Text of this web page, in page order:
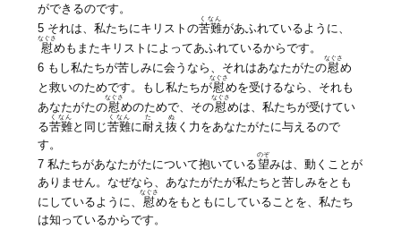
ができるのです。
5 それは、私たちにキリストの苦難
くなん
があふれているように、
慰
なぐさ
めもまたキリストによってあふれているからです。
6 もし私たちが苦しみに会うなら、それはあなたがたの慰
なぐさ
め
と救いのためです。もし私たちが慰
なぐさ
めを受けるなら、それも
あなたがたの慰
なぐさ
めのためで、その慰
なぐさ
めは、私たちが受けてい
る苦難
くなん
と同じ苦難
くなん
に耐
た
え抜
ぬ
く力をあなたがたに与えるので
す。
7 私たちがあなたがたについて抱いている望
のぞ
みは、動くことが
ありません。なぜなら、あなたがたが私たちと苦しみをとも
にしているように、 慰
なぐさ
めをもともにしていることを、私たち
は知っているからです。